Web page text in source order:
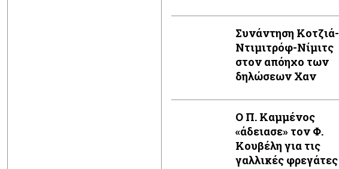
Συνάντηση Κοτζιά-
Ντιμιτρόφ-Νίμιτς
στον απόηχο των
δηλώσεων Χαν
Ο Π. Καμμένος
«άδειασε» τον Φ.
Κουβέλη για τις
γαλλικές φρεγάτες